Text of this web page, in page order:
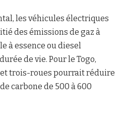
les véhicules électriques
des émissions de gaz à
à essence ou diesel
de vie. Pour le Togo,
trois-roues pourrait réduire
carbone de 500 à 600